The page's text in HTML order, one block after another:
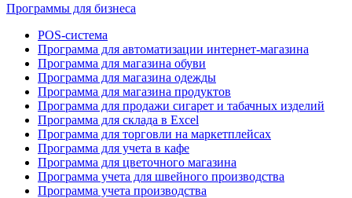
Программы для бизнеса
POS-система
Программа для автоматизации интернет-магазина
Программа для магазина обуви
Программа для магазина одежды
Программа для магазина продуктов
Программа для продажи сигарет и табачных изделий
Программа для склада в Excel
Программа для торговли на маркетплейсах
Программа для учета в кафе
Программа для цветочного магазина
Программа учета для швейного производства
Программа учета производства